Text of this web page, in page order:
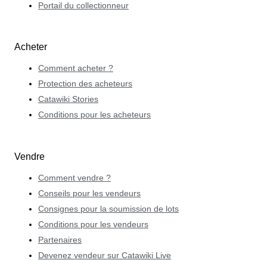
Portail du collectionneur
Acheter
Comment acheter ?
Protection des acheteurs
Catawiki Stories
Conditions pour les acheteurs
Vendre
Comment vendre ?
Conseils pour les vendeurs
Consignes pour la soumission de lots
Conditions pour les vendeurs
Partenaires
Devenez vendeur sur Catawiki Live